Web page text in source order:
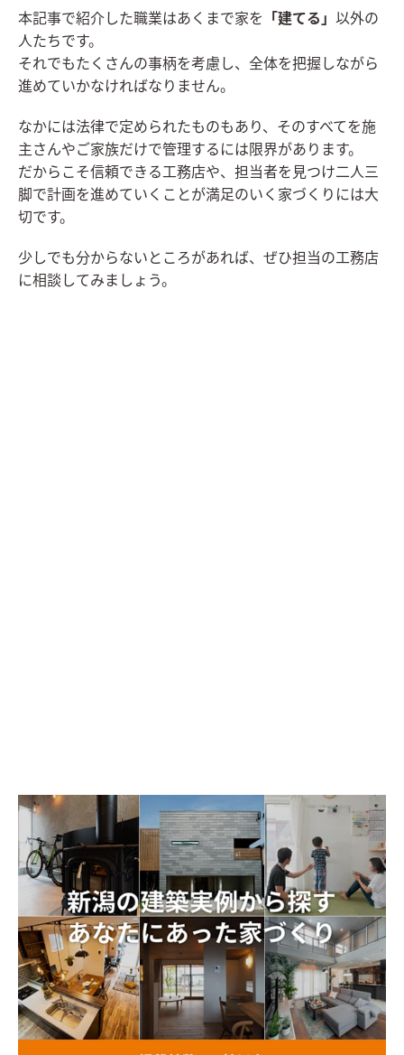
本記事で紹介した職業はあくまで家を 「建てる」 以外の
人たちです。
それでもたくさんの事柄を考慮し、全体を把握しながら
進めていかなければなりません。
なかには法律で定められたものもあり、そのすべてを施
主さんやご家族だけで管理するには限界があります。
だからこそ信頼できる工務店や、担当者を見つけ二人三
脚で計画を進めていくことが満足のいく家づくりには大
切です。
少しでも分からないところがあれば、ぜひ担当の工務店
に相談してみましょう。